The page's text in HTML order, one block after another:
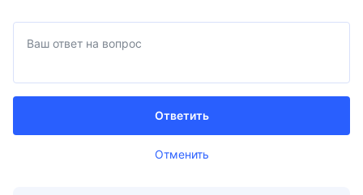
Отменить
Ответить